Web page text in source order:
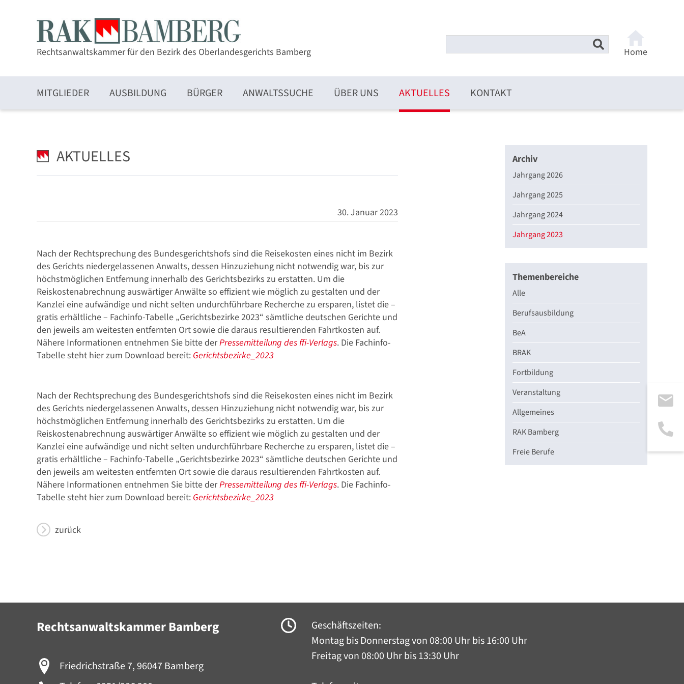
Rechtsanwaltskammer für den Bezirk des Oberlandesgerichts Bamberg Home
MITGLIEDER
Stellenmarkt
AUSBILDUNG BÜRGER ANWALTSSUCHE ÜBER UNS AKTUELLES KONTAKT
AKTUELLES
30. Januar 2023
Nach der Rechtsprechung des Bundesgerichtshofs sind die Reisekosten eines nicht im Bezirk
des Gerichts niedergelassenen Anwalts, dessen Hinzuziehung nicht notwendig war, bis zur
höchstmöglichen Entfernung innerhalb des Gerichtsbezirks zu erstatten. Um die
Reiskostenabrechnung auswärtiger Anwälte so effizient wie möglich zu gestalten und der
Kanzlei eine aufwändige und nicht selten undurchführbare Recherche zu ersparen, listet die –
gratis erhältliche – Fachinfo-Tabelle „Gerichtsbezirke 2023“ sämtliche deutschen Gerichte und
den jeweils am weitesten entfernten Ort sowie die daraus resultierenden Fahrtkosten auf.
Nähere Informationen entnehmen Sie bitte derPressemitteilung des ffi-Verlags. Die Fachinfo-
Tabelle steht hier zum Download bereit: Gerichtsbezirke_2023
Nach der Rechtsprechung des Bundesgerichtshofs sind die Reisekosten eines nicht im Bezirk
des Gerichts niedergelassenen Anwalts, dessen Hinzuziehung nicht notwendig war, bis zur
höchstmöglichen Entfernung innerhalb des Gerichtsbezirks zu erstatten. Um die
Reiskostenabrechnung auswärtiger Anwälte so effizient wie möglich zu gestalten und der
Kanzlei eine aufwändige und nicht selten undurchführbare Recherche zu ersparen, listet die –
gratis erhältliche – Fachinfo-Tabelle „Gerichtsbezirke 2023“ sämtliche deutschen Gerichte und
den jeweils am weitesten entfernten Ort sowie die daraus resultierenden Fahrtkosten auf.
Nähere Informationen entnehmen Sie bitte derPressemitteilung des ffi-Verlags. Die Fachinfo-
Tabelle steht hier zum Download bereit: Gerichtsbezirke_2023
zurück
Archiv
Jahrgang 2026
Jahrgang 2025
Jahrgang 2024
Jahrgang 2023
Themenbereiche
Alle
Berufsausbildung
BeA
BRAK
Fortbildung
Veranstaltung
Allgemeines
RAK Bamberg
Freie Berufe
Rechtsanwaltskammer Bamberg
Friedrichstraße 7, 96047 Bamberg
Geschäftszeiten:
Montag bis Donnerstagvon 08:00 Uhr bis 16:00 Uhr
Freitag von 08:00 Uhr bis 13:30 Uhr